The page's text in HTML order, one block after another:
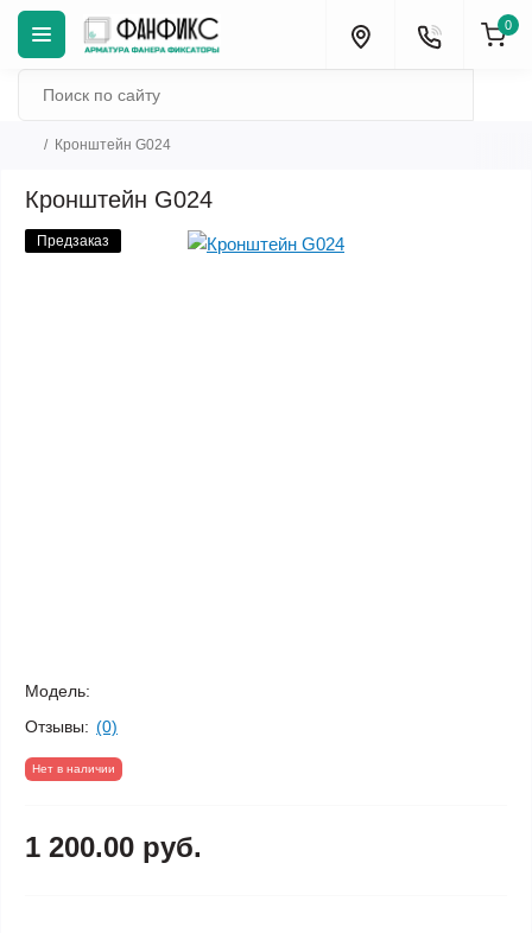
0
Кронштейн G024
Кронштейн G024
Предзаказ
Модель:
Отзывы: (0)
Нет в наличии
1 200.00 руб.